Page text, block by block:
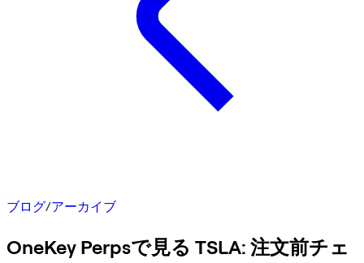
ブログ/アーカイブ
OneKey Perpsで見る TSLA: 注文前チェ